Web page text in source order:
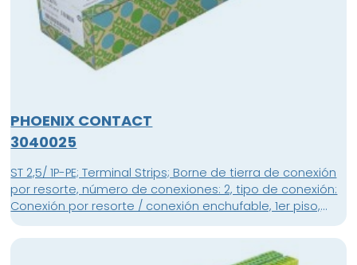
PHOENIX CONTACT
3040025
ST 2,5/ 1P-PE; Terminal Strips; Borne de tierra de conexión
por resorte, número de conexiones: 2, tipo de conexión:
Conexión por resorte / conexión enchufable, 1er piso,
conexión a la izquierda, sección: 0,08 mm² - 4 mm², 1er
piso, conexión a la derecha, clase de montaje: NS 35/7,5,
NS 35/15, color: amarillo-verde; unidad de embalaje: 50